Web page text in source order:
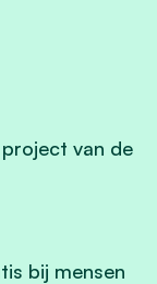
van de
bij mensen